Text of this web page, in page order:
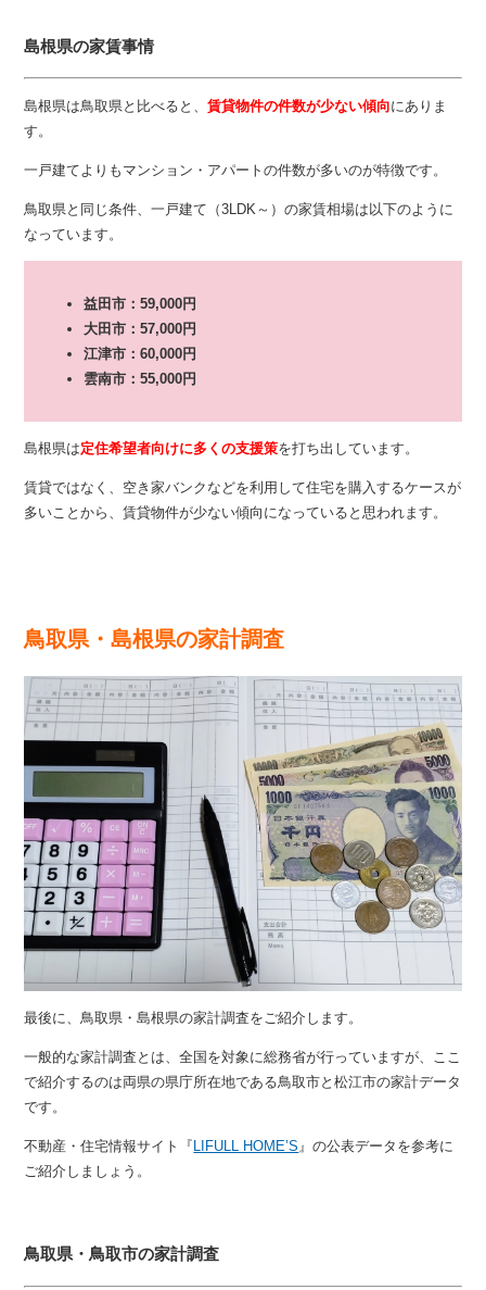
島根県の家賃事情
島根県は鳥取県と比べると、賃貸物件の件数が少ない傾向にありま
す。
一戸建てよりもマンション・アパートの件数が多いのが特徴です。
鳥取県と同じ条件、一戸建て（3LDK～）の家賃相場は以下のように
なっています。
益田市：59,000円
大田市：57,000円
江津市：60,000円
雲南市：55,000円
島根県は定住希望者向けに多くの支援策を打ち出しています。
賃貸ではなく、空き家バンクなどを利用して住宅を購入するケースが
多いことから、賃貸物件が少ない傾向になっていると思われます。
鳥取県・島根県の家計調査
最後に、鳥取県・島根県の家計調査をご紹介します。
一般的な家計調査とは、全国を対象に総務省が行っていますが、ここ
で紹介するのは両県の県庁所在地である鳥取市と松江市の家計データ
です。
不動産・住宅情報サイト『 LIFULL HOME’S』の公表データを参考に
ご紹介しましょう。
鳥取県・鳥取市の家計調査